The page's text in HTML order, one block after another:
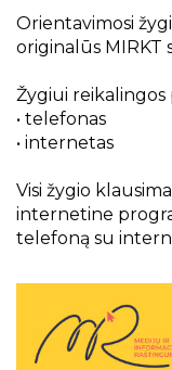
Orientavimosi
originalūs MIRKT
Žygiui reikalingos
• telefonas
• internetas
Visi žygio
internetine
telefoną su